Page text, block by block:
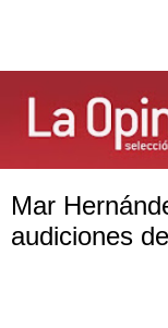
Mar
audiciones